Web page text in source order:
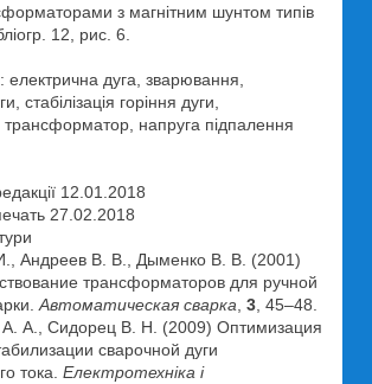
з магнітним шунтом типів
12, рис. 6.
електрична дуга, зварювання,
стабілізація горіння дуги,
напруга підпалення
12.01.2018
27.02.2018
Андреев В. В., Дыменко В. В. (2001)
трансформаторов для ручной
Автоматическая сварка 3 , 45–48.
А., Сидорец В. Н. (2009) Оптимизация
сварочной дуги
тока. Електротехніка і